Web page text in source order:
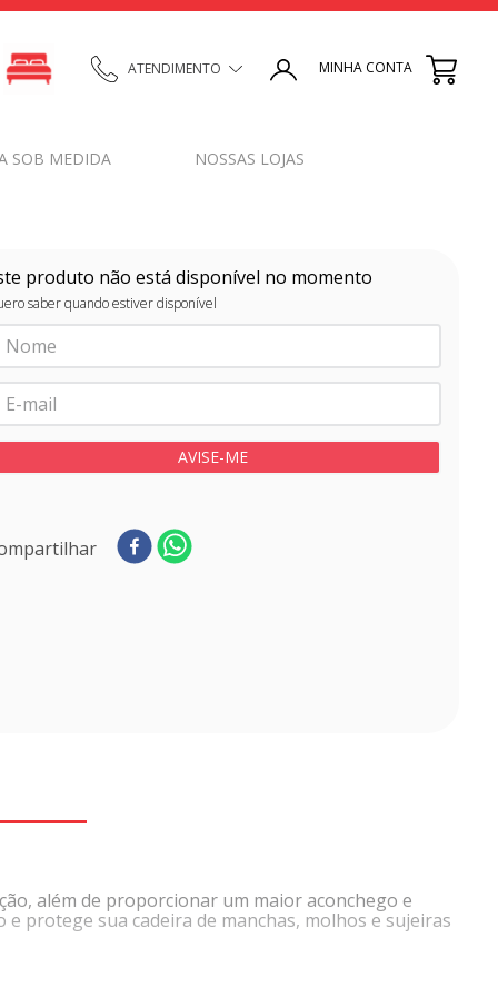
ATENDIMENTO MINHA CONTA
SOB MEDIDA NOSSAS LOJAS
produto não está disponível no momento
saber quando estiver disponível
além de proporcionar um maior aconchego e
protege sua cadeira de manchas, molhos e sujeiras